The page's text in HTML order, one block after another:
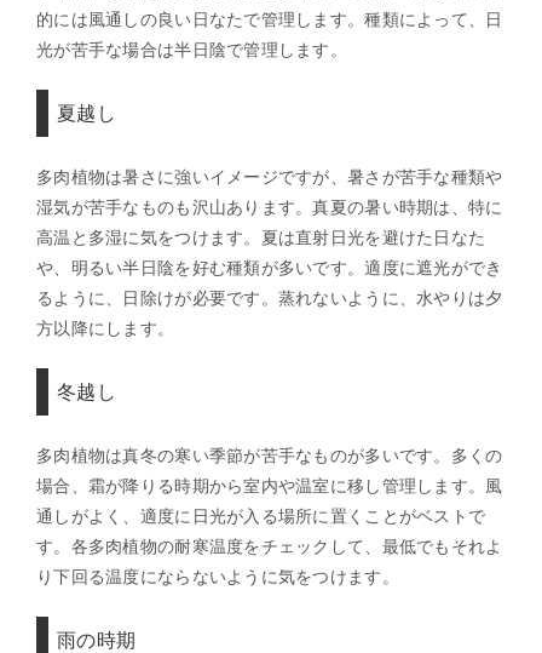
的には風通しの良い日なたで管理します。種類によって、日
光が苦手な場合は半日陰で管理します。
夏越し
多肉植物は暑さに強いイメージですが、暑さが苦手な種類や
湿気が苦手なものも沢山あります。真夏の暑い時期は、特に
高温と多湿に気をつけます。夏は直射日光を避けた日なた
や、明るい半日陰を好む種類が多いです。適度に遮光ができ
るように、日除けが必要です。蒸れないように、水やりは夕
方以降にします。
冬越し
多肉植物は真冬の寒い季節が苦手なものが多いです。多くの
場合、霜が降りる時期から室内や温室に移し管理します。風
通しがよく、適度に日光が入る場所に置くことがベストで
す。各多肉植物の耐寒温度をチェックして、最低でもそれよ
り下回る温度にならないように気をつけます。
雨の時期